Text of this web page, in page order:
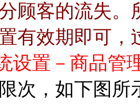
顾客的流失。
有效期即可
设置－商品管
次，如下图